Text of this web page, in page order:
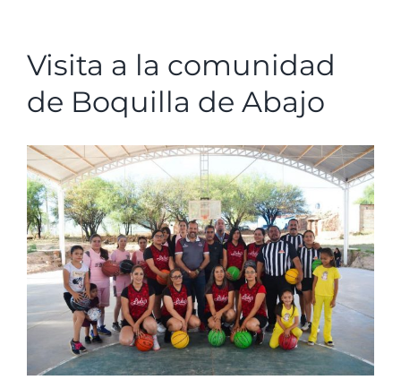
Transparencia
Normativa Interna
Programas
Rendición de Cuentas
Comité de Ética
Visita a la comunidad
de Boquilla de Abajo
View
Larger
Image